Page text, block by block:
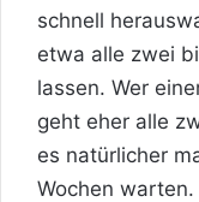
schnell
etwa alle zwei
lassen. Wer
geht eher alle
es natürlicher
Wochen warten.